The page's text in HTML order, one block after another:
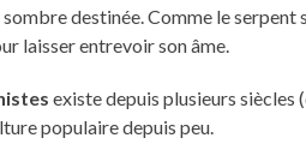
destinée. Comme le serpent
laisser entrevoir son âme.
existe depuis plusieurs siècles
populaire depuis peu.